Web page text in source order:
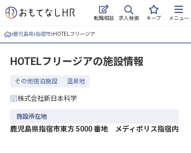
転職相談 求人検索 キープ メニュー
ログイン
求人・施設を探す
キープした求人
おもてなしHRについて
鹿児島県 指宿市 HOTELフリージア
HOTELフリージアの施設情報
その他宿泊施設 温泉地
株式会社新日本科学
施設所在地
鹿児島県指宿市東方 5000 番地 メディポリス指宿内